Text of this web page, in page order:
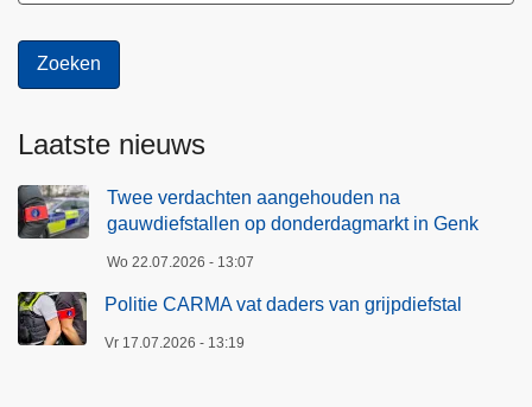
Laatste nieuws
Twee verdachten aangehouden na
gauwdiefstallen op donderdagmarkt in Genk
Wo 22.07.2026 - 13:07
Politie CARMA vat daders van grijpdiefstal
Vr 17.07.2026 - 13:19